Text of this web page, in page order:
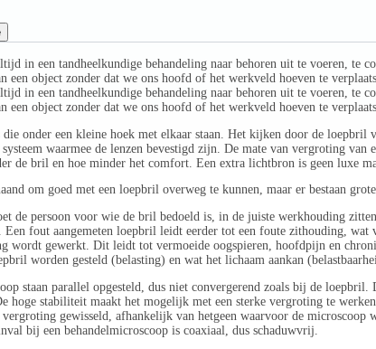
in een tandheelkundige behandeling naar behoren uit te voeren,
een object zonder dat we ons hoofd of het werkveld hoeven te
in een tandheelkundige behandeling naar behoren uit te voeren,
een object zonder dat we ons hoofd of het werkveld hoeven te
onder een kleine hoek met elkaar staan. Het kijken door de
waarmee de lenzen bevestigd zijn. De mate van vergroting
de bril en hoe minder het comfort. Een extra lichtbron is geen luxe
om goed met een loepbril overweg te kunnen, maar er bestaan
de persoon voor wie de bril bedoeld is, in de juiste werkhouding
fout aangemeten loepbril leidt eerder tot een foute zithouding,
wordt gewerkt. Dit leidt tot vermoeide oogspieren, hoofdpijn en
worden gesteld (belasting) en wat het lichaam aankan
staan parallel opgesteld, dus niet convergerend zoals bij de
hoge stabiliteit maakt het mogelijk met een sterke vergroting te
gewisseld, afhankelijk van hetgeen waarvoor de
bij een behandelmicroscoop is coaxiaal, dus schaduwvrij.